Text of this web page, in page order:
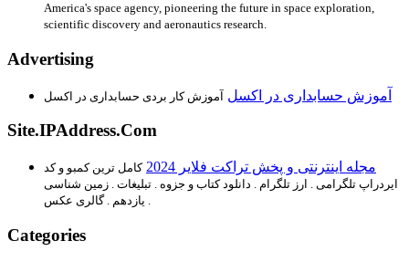
America's space agency, pioneering the future in space exploration,
scientific discovery and aeronautics research.
Advertising
آموزش حسابداری در اکسل آموزش کار بردی حسابداری در اکسل
Site.IPAddress.Com
مجله اینترنتی و پخش تراکت فلایر 2024
کامل ترین کمبو و کد
ایردراپ تلگرامی . ارز تلگرام . دانلود کتاب و جزوه . تبلیغات . زمین شناسی
یازدهم . گالری عکس .
Categories